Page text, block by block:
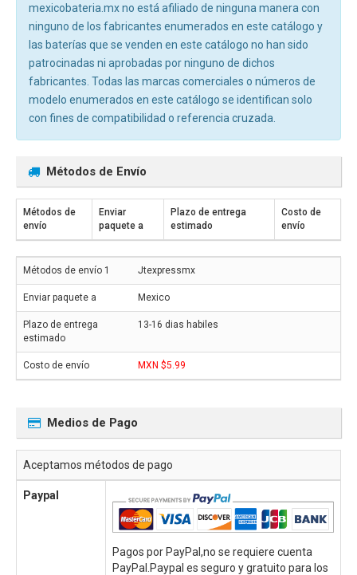
mexicobateria.mx no está afiliado de ninguna manera con
ninguno de los fabricantes enumerados en este catálogo y
las baterías que se venden en este catálogo no han sido
patrocinadas ni aprobadas por ninguno de dichos
fabricantes. Todas las marcas comerciales o números de
modelo enumerados en este catálogo se identifican solo
con fines de compatibilidad o referencia cruzada.
Métodos de Envío
Métodos de
envío
Enviar
paquete a
Plazo de entrega
estimado
Costo de
envío
Jtexpressmx
Mexico
13-16 dias habiles
MXN $5.99
Medios de Pago
Aceptamos métodos de pago
Paypal
Pagos por PayPal,no se requiere cuenta
PayPal.Paypal es seguro y gratuito para los